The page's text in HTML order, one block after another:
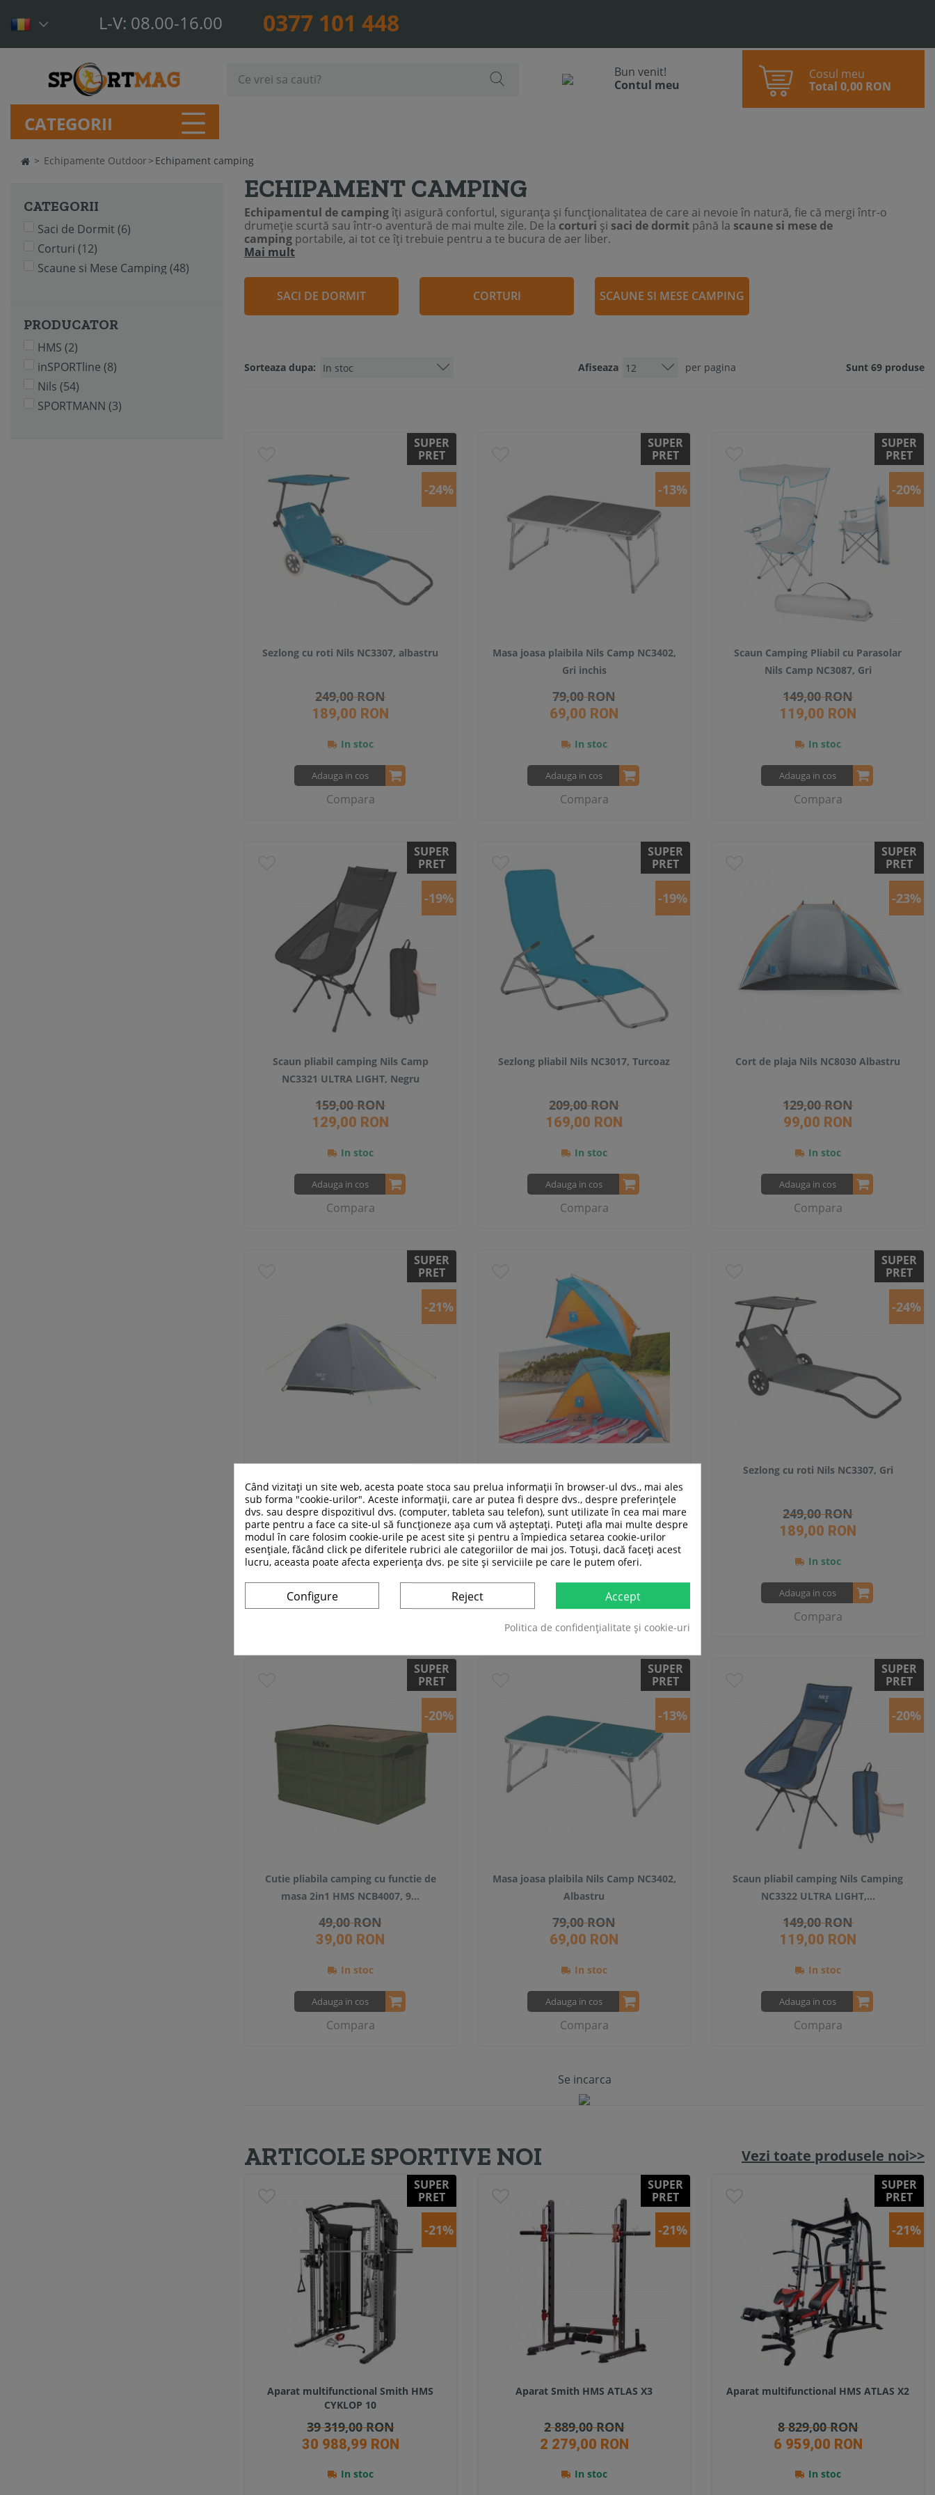
L-V: 08.00-16.00 0377 101 448
bun venit!
contul meu
Cosul meu
Total 0,00 RON
CATEGORII
> Echipamente Outdoor> Echipament camping
CATEGORII
Saci de Dormit (6)
Corturi (12)
Scaune si Mese Camping(48)
PRODUCATOR
HMS (2)
inSPORTline (8)
Nils (54)
SPORTMANN (3)
ECHIPAMENT CAMPING
Echipamentul de campingîți asigură confortul, siguranța și funcționalitatea de care ai nevoie în natură, fie că mergi într-o
drumeție scurtă sau într-o aventură de mai multe zile. De la corturi și saci de dormit până la scaune si mese de
camping portabile, ai tot ce îți trebuie pentru a te bucura de aer liber.
Mai mult
SACI DE DORMIT CORTURI SCAUNE SI MESE CAMPING
Sorteaza dupa: Afiseaza per pagina Sunt 69 produse
SUPER
PRET
-24%
Sezlong cu roti Nils NC3307, albastru
249,00 RON
189,00 RON
In stoc
Adauga in cos
Compara
SUPER
PRET
-13%
Masa joasa plaibila Nils Camp NC3402,
Gri inchis
79,00 RON
69,00 RON
In stoc
Adauga in cos
Compara
SUPER
PRET
-20%
Scaun Camping Pliabil cu Parasolar
Nils Camp NC3087, Gri
149,00 RON
119,00 RON
In stoc
Adauga in cos
Compara
SUPER
PRET
-19%
Scaun pliabil camping Nils Camp
NC3321 ULTRA LIGHT, Negru
159,00 RON
129,00 RON
In stoc
Adauga in cos
Compara
SUPER
PRET
-19%
Sezlong pliabil Nils NC3017, Turcoaz
209,00 RON
169,00 RON
In stoc
Adauga in cos
Compara
SUPER
PRET
-23%
Cort de plaja Nils NC8030 Albastru
129,00 RON
99,00 RON
In stoc
Adauga in cos
Compara
SUPER
PRET
-21%
EXPLORER NC6004
329,00 RON
259,00 RON
In stoc
Adauga in cos
119,00 RON
In stoc
SUPER
PRET
-24%
Sezlong cu roti Nils NC3307, Gri
249,00 RON
189,00 RON
In stoc
Adauga in cos
Compara
SUPER
PRET
-20%
Cutie pliabila camping cu functie de
masa 2in1 HMS NCB4007, 9...
49,00 RON
39,00 RON
In stoc
Adauga in cos
Compara
SUPER
PRET
-13%
Masa joasa plaibila Nils Camp NC3402,
Albastru
79,00 RON
69,00 RON
In stoc
Adauga in cos
Compara
SUPER
PRET
-20%
Scaun pliabil camping Nils Camping
NC3322 ULTRA LIGHT,...
149,00 RON
119,00 RON
In stoc
Adauga in cos
Compara
Se incarca
ARTICOLE SPORTIVE NOI
SUPER
PRET
-21%
Aparat multifunctional Smith HMS
CYKLOP 10
39 319,00 RON
30 988,99 RON
In stoc
SUPER
PRET
-21%
Aparat Smith HMS ATLAS X3
2 889,00 RON
2 279,00 RON
In stoc
SUPER
PRET
-21%
Aparat multifunctional HMS ATLAS X2
8 829,00 RON
6 959,00 RON
In stoc
Vezi toate produsele noi>>
Când vizitați un site web, acesta poate stoca sau prelua informații în browser-ul dvs., mai ales
sub forma "cookie-urilor". Aceste informații, care ar putea fi despre dvs., despre preferințele
dvs. sau despre dispozitivul dvs. (computer, tableta sau telefon), sunt utilizate în cea mai mare
parte pentru a face ca site-ul să funcționeze așa cum vă așteptați. Puteți afla mai multe despre
modul în care folosim cookie-urile pe acest site și pentru a împiedica setarea cookie-urilor
esențiale, făcând click pe diferitele rubrici ale categoriilor de mai jos. Totuși, dacă faceți acest
lucru, aceasta poate afecta experiența dvs. pe site și serviciile pe care le putem oferi.
Configure Reject Accept
Politica de confidențialitate și cookie-uri